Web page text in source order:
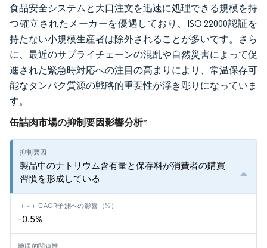
食品安全システムと大口注文を迅速に処理できる規模を持
つ確立されたメーカーを優遇しており、ISO 22000認証を
持たない小規模生産者は除外されることが多いです。さら
に、最近のサプライチェーンの混乱や自然災害によって促
進された緊急時対応への注目の高まりにより、常温保存可
能なタンパク質源の戦略的重要性が浮き彫りになっていま
す。
缶詰肉市場の抑制要因影響分析*
製品中のナトリウム含有量と保存料が消費者の購買
習慣を形成している
-0.5%